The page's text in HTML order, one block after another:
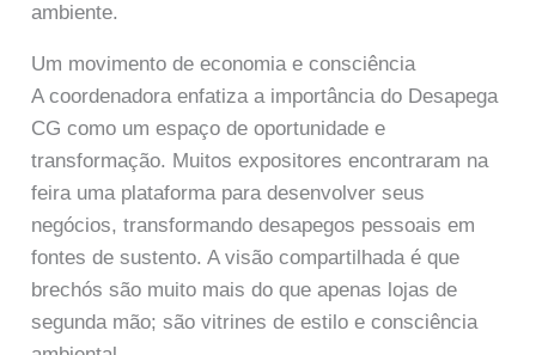
ambiente.
Um movimento de economia e consciência
A coordenadora enfatiza a importância do Desapega
CG como um espaço de oportunidade e
transformação. Muitos expositores encontraram na
feira uma plataforma para desenvolver seus
negócios, transformando desapegos pessoais em
fontes de sustento. A visão compartilhada é que
brechós são muito mais do que apenas lojas de
segunda mão; são vitrines de estilo e consciência